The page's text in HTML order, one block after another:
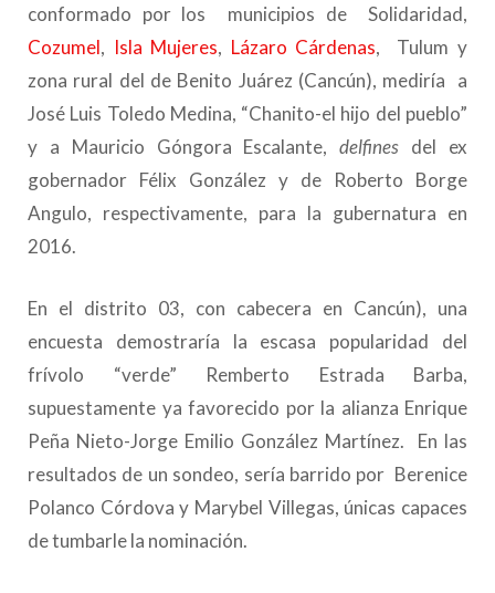
conformado por los municipios de Solidaridad,
Cozumel, Isla Mujeres, Lázaro Cárdenas, Tulum y
zona rural del de Benito Juárez (Cancún), mediría a
José Luis Toledo Medina, “Chanito-el hijo del pueblo”
y a Mauricio Góngora Escalante,delfines del ex
gobernador Félix González y de Roberto Borge
Angulo, respectivamente, para la gubernatura en
2016.
En el distrito 03, con cabecera en Cancún), una
encuesta demostraría la escasa popularidad del
frívolo “verde” Remberto Estrada Barba,
supuestamente ya favorecido por la alianza Enrique
Peña Nieto-Jorge Emilio González Martínez. En las
resultados de un sondeo, sería barrido por Berenice
Polanco Córdova y Marybel Villegas, únicas capaces
de tumbarle la nominación.